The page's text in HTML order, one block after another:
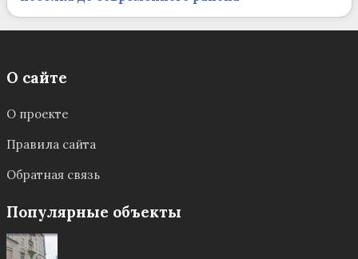
О сайте
О проекте
Правила сайта
Обратная связь
Популярные объекты